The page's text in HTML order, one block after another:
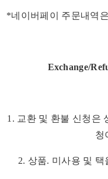
*네이버페이 주문내역
Exchange/
1. 교환 및 환불 신청은
청
2. 상품. 미사용 및